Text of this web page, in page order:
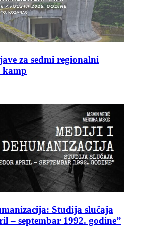
za sedmi regionalni
kamp
Studija slučaja
– septembar 1992. godine”